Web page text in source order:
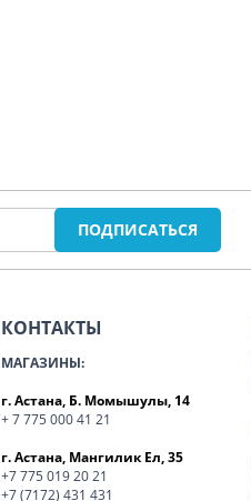
КОНТАКТЫ
МАГАЗИНЫ:
г. Астана, Б. Момышулы, 14
+ 7 775 000 41 21
г. Астана, Мангилик Ел, 35
+7 775 019 20 21
+7 (7172) 431 431